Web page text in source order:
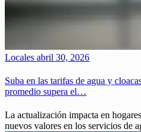
Locales abril 30, 2026
Suba en las tarifas de agua y
promedio supera el…
La actualización impacta en
nuevos valores en los servicios de